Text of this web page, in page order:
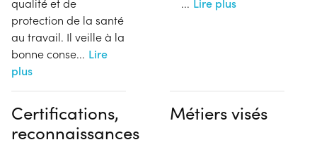
qualité et de
protection de la santé
au travail. Il veille à la
bonne conse... Lire
plus
... Lire plus
Certifications,
reconnaissances
Métiers visés